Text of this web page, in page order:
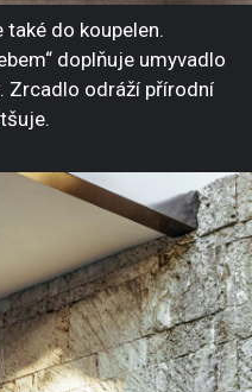
do koupelen.
doplňuje umyvadlo
Zrcadlo odráží přírodní